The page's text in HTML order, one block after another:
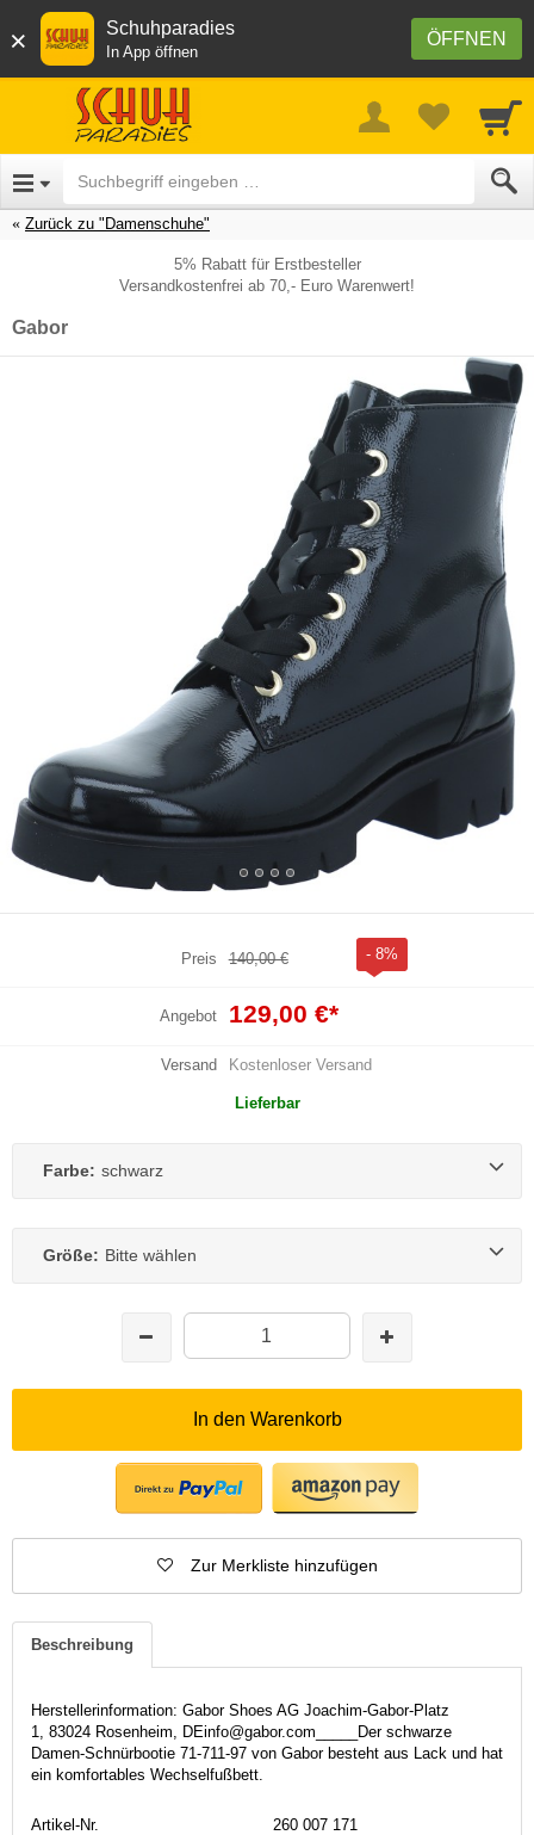
× ÖFFNEN
Schuhparadies
In App öffnen
Zurück zu "Damenschuhe"
5% Rabatt für Erstbesteller
Versandkostenfrei ab 70,- Euro Warenwert!
Gabor
Preis 140,00 € - 8%
Angebot 129,00 €*
Versand Kostenloser Versand
Lieferbar
Farbe: schwarz
Größe: Bitte wählen
In den Warenkorb
Zur Merkliste hinzufügen
Beschreibung
Herstellerinformation: Gabor Shoes AG Joachim-Gabor-Platz
1, 83024 Rosenheim, DEinfo@gabor.com_____Der schwarze
Damen-Schnürbootie 71-711-97 von Gabor besteht aus Lack und hat
ein komfortables Wechselfußbett.
Artikel-Nr.
260 007 171